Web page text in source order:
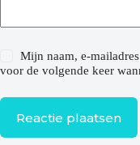
Mijn naam, e-
voor de volgende keer
Reactie plaatsen